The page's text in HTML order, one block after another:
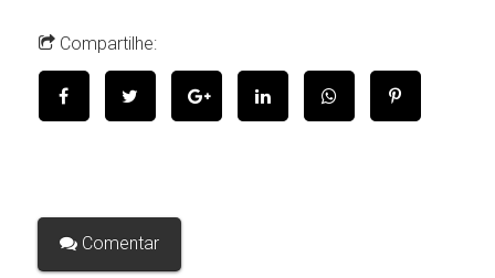
Compartilhe:
Comentar